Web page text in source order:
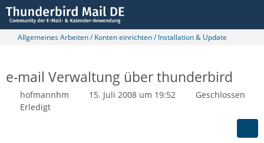
Allgemeines Arbeiten / Konten einrichten / Installation & Update
e-mail Verwaltung über thunderbird
hofmannhm 15. Juli 2008 um 19:52
Geschlossen
Erledigt